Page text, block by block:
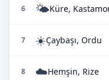
6 🌤️Küre,
7 ☀️Çaybaşı, Ordu
8 ☁️Hemşin, Rize